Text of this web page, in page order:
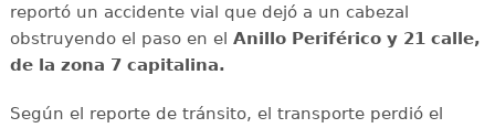
reportó un accidente vial que dejó a un cabezal
obstruyendo el paso en el Anillo Periférico y 21 calle,
de la zona 7 capitalina.
Según el reporte de tránsito, el transporte perdió el